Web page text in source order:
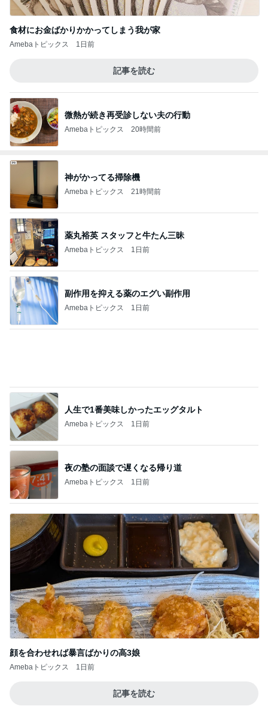
食材にお金ばかりかかってしまう我が家
Amebaトピックス 1日前
記事を読む
微熱が続き再受診しない夫の行動
Amebaトピックス 20時間前
神がかってる掃除機
Amebaトピックス 21時間前
薬丸裕英 スタッフと牛たん三昧
Amebaトピックス 1日前
副作用を抑える薬のエグい副作用
Amebaトピックス 1日前
夜の塾の面談で遅くなる帰り道
Amebaトピックス 1日前
顔を合わせれば暴言ばかりの高3娘
Amebaトピックス 1日前
記事を読む
Amebaトピックス 1日前